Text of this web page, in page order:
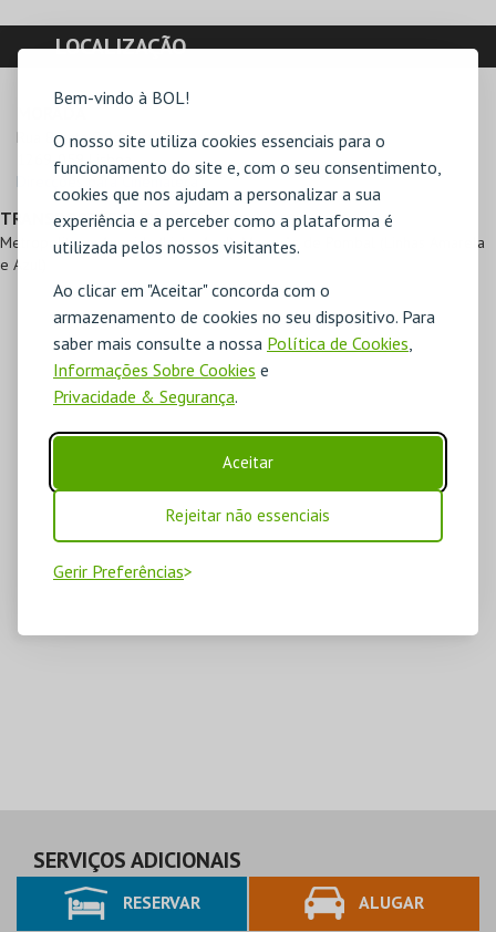
Bem-vindo à BOL!
O nosso site utiliza cookies essenciais para o
funcionamento do site e, com o seu consentimento,
cookies que nos ajudam a personalizar a sua
experiência e a perceber como a plataforma é
utilizada pelos nossos visitantes.
Ao clicar em "Aceitar" concorda com o
armazenamento de cookies no seu dispositivo. Para
saber mais consulte a nossa Política de Cookies,
Informações Sobre Cookies e
Privacidade & Segurança.
Aceitar
Rejeitar não essenciais
Gerir Preferências
LOCALIZAÇÃO
Rua Barata Salgueiro, 39
1269-059 Lisboa
Direcções para Cinemateca
TRANSPORTES PÚBLICOS
Metropolitano: Avenida (Linha Azul), Marquês de Pombal (Linhas Amarela
e Azul)
SERVIÇOS ADICIONAIS
RESERVAR ALUGAR